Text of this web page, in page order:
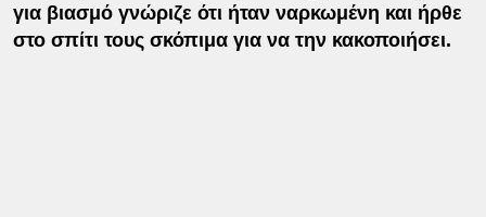
για βιασμό γνώριζε ότι ήταν ναρκωμένη και ήρθε
στο σπίτι τους σκόπιμα για να την κακοποιήσει.